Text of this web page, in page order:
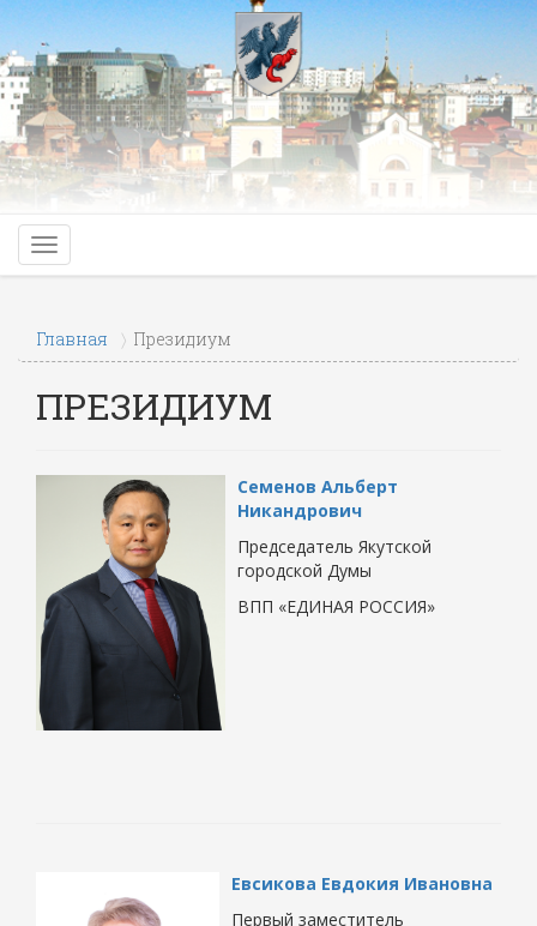
Главная Президиум
ПРЕЗИДИУМ
Семенов Альберт
Никандрович
Председатель Якутской
городской Думы
ВПП «ЕДИНАЯ РОССИЯ»
Евсикова Евдокия Ивановна
Первый заместитель